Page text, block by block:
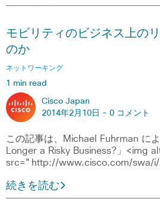
モビリティのビジネス上の
のか
ネットワーキング
1 min read
Cisco Japan
2014年2月10日 - 0 コメント
この記事は、Michael Fuhrman に
Longer a Risky Business?」<img
src="http://www.cisco.com/swa/
続きを読む